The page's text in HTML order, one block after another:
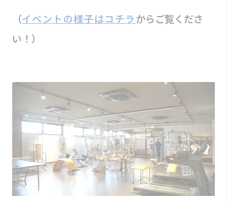
（イベントの様子はコチラからご覧くださ
い！）